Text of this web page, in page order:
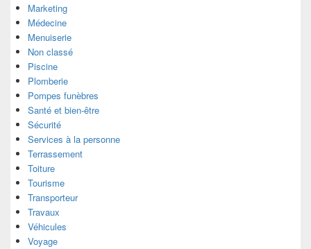
Marketing
Médecine
Menuiserie
Non classé
Piscine
Plomberie
Pompes funèbres
Santé et bien-être
Sécurité
Services à la personne
Terrassement
Toiture
Tourisme
Transporteur
Travaux
Véhicules
Voyage